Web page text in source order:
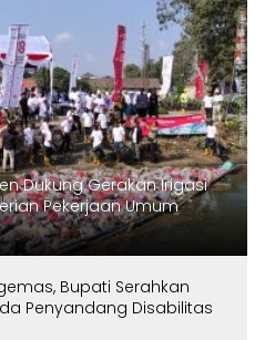
Dukung Gerakan Irigasi
Pekerjaan Umum
Bupati Serahkan
Penyandang Disabilitas